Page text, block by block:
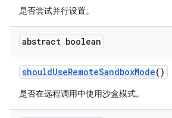
是否尝试并行设置。
abstract boolean
shouldUseRemoteSandboxMode()
是否在远程调用中使用沙盒模式。